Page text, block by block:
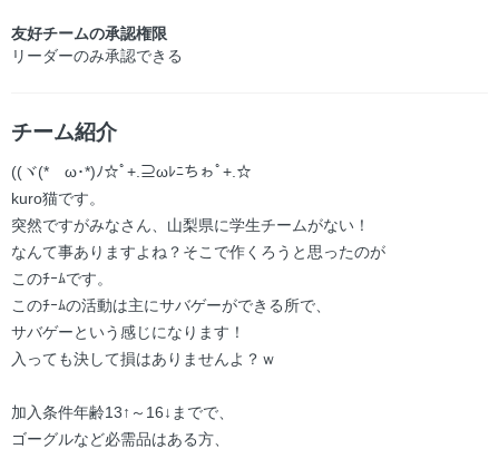
友好チームの承認権限
リーダーのみ承認できる
チーム紹介
((ヾ(*ゝω･*)ﾉ☆ﾟ+.⊇ωﾚﾆちゎﾟ+.☆
kuro猫です。
突然ですがみなさん、山梨県に学生チームがない！
なんて事ありますよね？そこで作くろうと思ったのが
このﾁｰﾑです。
このﾁｰﾑの活動は主にサバゲーができる所で、
サバゲーという感じになります！
入っても決して損はありませんよ？ｗ
加入条件年齢13↑～16↓までで、
ゴーグルなど必需品はある方、